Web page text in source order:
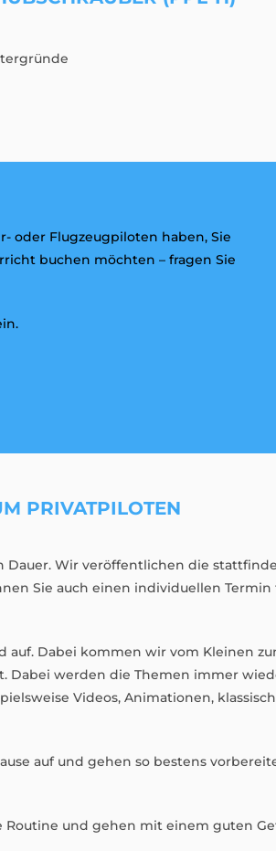
oder Flugzeugpiloten haben, Sie
buchen möchten – fragen Sie
PRIVATPILOTEN
Dauer. Wir veröffentlichen die
Sie auch einen individuellen Termin
Dabei kommen wir vom Kleinen
Dabei werden die Themen immer
Videos, Animationen,
auf und gehen so bestens
und gehen mit einem guten